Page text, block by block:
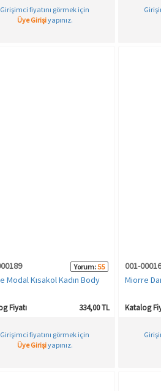
Girişimci fiyatını görmek için
Üye Girişiyapınız.
Yorum:55
Modal Kısakol Kadın Body
Fiyatı 334,00 TL
Girişimci fiyatını görmek için
Üye Girişiyapınız.
001-
Miorre
Katalog